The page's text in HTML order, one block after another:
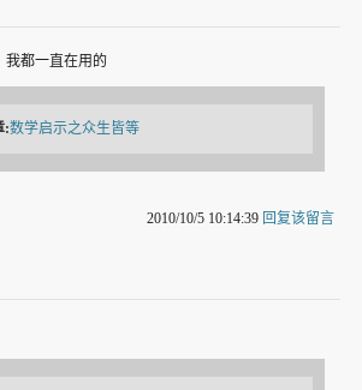
我都一直在用的
:数学启示之众生皆等
2010/10/5 10:14:39 回复该留言